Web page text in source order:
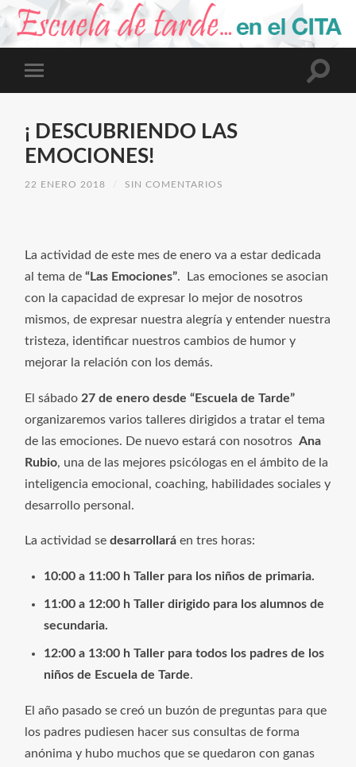
¡ DESCUBRIENDO LAS
EMOCIONES!
22 ENERO 2018 SIN COMENTARIOS
La actividad de este mes de enero va a estar dedicada
al tema de“Las Emociones”. Las emociones se asocian
con la capacidad de expresar lo mejor de nosotros
mismos, de expresar nuestra alegría y entender nuestra
tristeza, identificar nuestros cambios de humor y
mejorar la relación con los demás.
El sábado 27 de enero desde “Escuela de Tarde”
organizaremos varios talleres dirigidos a tratar el tema
de las emociones. De nuevo estará con nosotrosAna
Rubio, una de las mejores psicólogas en el ámbito de la
inteligencia emocional, coaching, habilidades sociales y
desarrollo personal.
La actividad sedesarrollará en tres horas:
10:00 a 11:00 h Taller para los niños de primaria.
11:00 a 12:00 h Taller dirigido para los alumnos de
secundaria.
12:00 a 13:00 h Taller para todos los padres de los
niños de Escuela de Tarde.
El año pasado se creó un buzón de preguntas para que
los padres pudiesen hacer sus consultas de forma
anónima y hubo muchos que se quedaron con ganas